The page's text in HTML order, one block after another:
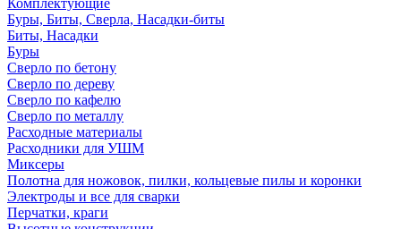
Комплектующие
Буры, Биты, Сверла, Насадки-биты
Биты, Насадки
Буры
Сверло по бетону
Сверло по дереву
Сверло по кафелю
Сверло по металлу
Расходные материалы
Расходники для УШМ
Миксеры
Полотна для ножовок, пилки, кольцевые пилы и коронки
Электроды и все для сварки
Перчатки, краги